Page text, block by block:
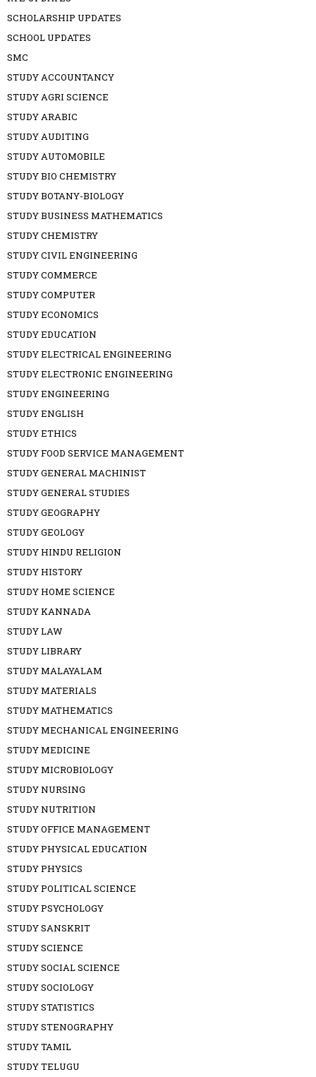
SCHOLARSHIP UPDATES
SCHOOL UPDATES
SMC
STUDY ACCOUNTANCY
STUDY AGRI SCIENCE
STUDY ARABIC
STUDY AUDITING
STUDY AUTOMOBILE
STUDY BIO CHEMISTRY
STUDY BOTANY-BIOLOGY
STUDY BUSINESS MATHEMATICS
STUDY CHEMISTRY
STUDY CIVIL ENGINEERING
STUDY COMMERCE
STUDY COMPUTER
STUDY ECONOMICS
STUDY EDUCATION
STUDY ELECTRICAL ENGINEERING
STUDY ELECTRONIC ENGINEERING
STUDY ENGINEERING
STUDY ENGLISH
STUDY ETHICS
STUDY FOOD SERVICE MANAGEMENT
STUDY GENERAL MACHINIST
STUDY GENERAL STUDIES
STUDY GEOGRAPHY
STUDY GEOLOGY
STUDY HINDU RELIGION
STUDY HISTORY
STUDY HOME SCIENCE
STUDY KANNADA
STUDY LAW
STUDY LIBRARY
STUDY MALAYALAM
STUDY MATERIALS
STUDY MATHEMATICS
STUDY MECHANICAL ENGINEERING
STUDY MEDICINE
STUDY MICROBIOLOGY
STUDY NURSING
STUDY NUTRITION
STUDY OFFICE MANAGEMENT
STUDY PHYSICAL EDUCATION
STUDY PHYSICS
STUDY POLITICAL SCIENCE
STUDY PSYCHOLOGY
STUDY SANSKRIT
STUDY SCIENCE
STUDY SOCIAL SCIENCE
STUDY SOCIOLOGY
STUDY STATISTICS
STUDY STENOGRAPHY
STUDY TAMIL
STUDY TELUGU